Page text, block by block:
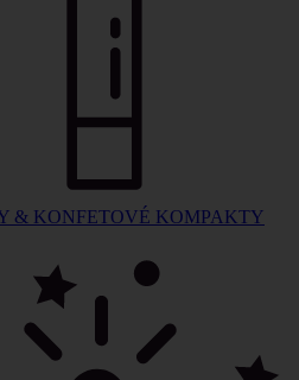
& KONFETOVÉ KOMPAKTY